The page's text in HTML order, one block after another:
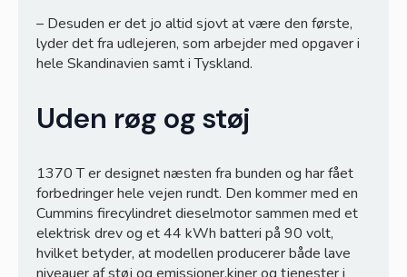
– Desuden er det jo altid sjovt at være den første,
lyder det fra udlejeren, som arbejder med opgaver i
hele Skandinavien samt i Tyskland.
Uden røg og støj
1370 T er designet næsten fra bunden og har fået
forbedringer hele vejen rundt. Den kommer med en
Cummins firecylindret dieselmotor sammen med et
elektrisk drev og et 44 kWh batteri på 90 volt,
hvilket betyder, at modellen producerer både lave